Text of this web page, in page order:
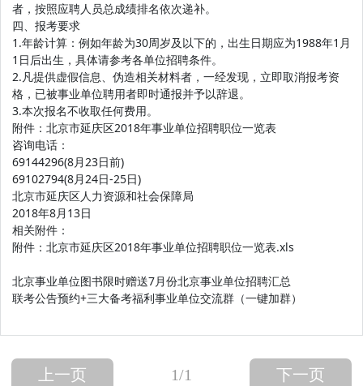
者，按照应聘人员总成绩排名依次递补。
四、报考要求
1.年龄计算：例如年龄为30周岁及以下的，出生日期应为1988年1月
1日后出生，具体请参考各单位招聘条件。
2.凡提供虚假信息、伪造相关材料者，一经发现，立即取消报考资
格，已被事业单位聘用者即时通报并予以辞退。
3.本次报名不收取任何费用。
附件：北京市延庆区2018年事业单位招聘职位一览表
咨询电话：
69144296(8月23日前)
69102794(8月24日-25日)
北京市延庆区人力资源和社会保障局
2018年8月13日
相关附件：
附件：北京市延庆区2018年事业单位招聘职位一览表.xls
北京事业单位图书限时赠送7月份北京事业单位招聘汇总
联考公告预约+三大备考福利事业单位交流群（一键加群）
上一页 1/1 下一页